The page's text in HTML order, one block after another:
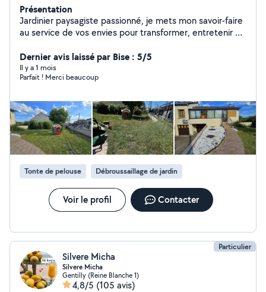
Présentation
Jardinier paysagiste passionné, je mets mon savoir-faire
au service de vos envies pour transformer, entretenir et
- Création et aménagement sur mesure - Résultat
propre, soigné et durable Sérieux, réactif et à l'écoute,
je vous accompagne de A à Z avec des tarifs
contacter : 6 17 66 17 41
Dernier avis laissé par Bise : 5/5
Il y a 1 mois
Parfait ! Merci beaucoup
Tonte de pelouse Débroussaillage de jardin
Voir le profil Contacter
Particulier
Silvere Micha
Silvere Micha
Gentilly (Reine Blanche 1)
4,8/5 (105 avis)